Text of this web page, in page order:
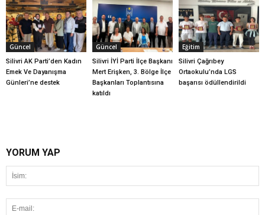
Güncel
Silivri AK Parti’den Kadın
Emek Ve Dayanışma
Günleri’ne destek
Güncel
Silivri İYİ Parti İlçe Başkanı
Mert Erişken, 3. Bölge İlçe
Başkanları Toplantısına
katıldı
Eğitim
Silivri Çağrıbey
Ortaokulu’nda LGS
başarısı ödüllendirildi
YORUM YAP